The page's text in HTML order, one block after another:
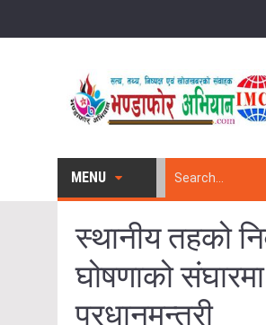
MENU
स्थानीय तहको
घोषणाको संघारमा
प्रधानमन्त्री